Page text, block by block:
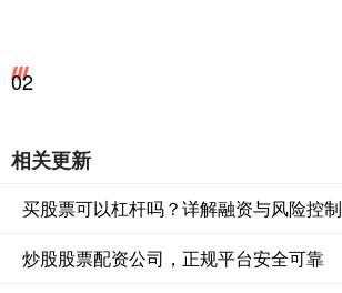
02
相关更新
买股票可以杠杆吗？详解融资与风险控制
炒股股票配资公司，正规平台安全可靠